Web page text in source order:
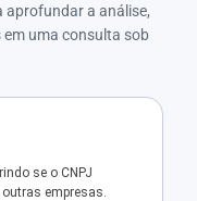
aprofundar a análise,
uma consulta sob
se o CNPJ
empresas.